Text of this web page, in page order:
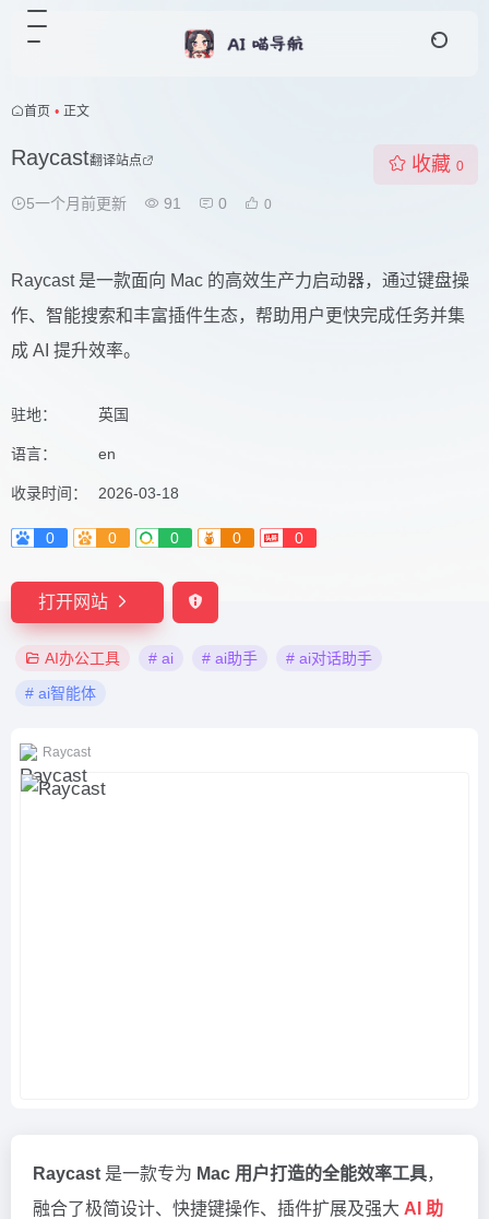
首页 • 正文
Raycast翻译站点
5一个月前更新 91 0 0
收藏 0
Raycast 是一款面向 Mac 的高效生产力启动器，通过键盘操
作、智能搜索和丰富插件生态，帮助用户更快完成任务并集
成 AI 提升效率。
驻地： 英国
语言： en
收录时间： 2026-03-18
0 0 0 0 0
打开网站
AI办公工具 # ai # ai助手
# ai对话助手
# ai智能体
Raycast
Raycast 是一款专为 Mac 用户打造的全能效率工具，
融合了极简设计、快捷键操作、插件扩展及强大 AI 助